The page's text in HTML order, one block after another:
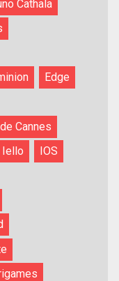
Cathala
Edge
Cannes
Iello
IOS